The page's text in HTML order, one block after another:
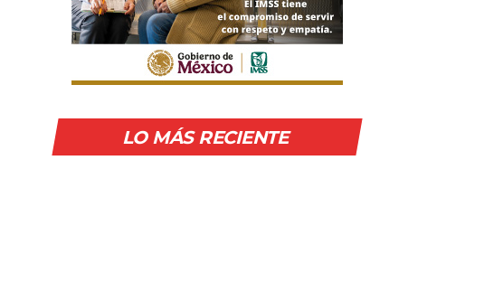
LO MÁS RECIENTE